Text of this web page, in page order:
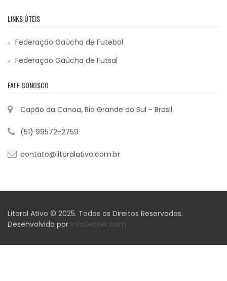
LINKS ÚTEIS
Federação Gaúcha de Futebol
Federação Gaúcha de Futsal
FALE CONOSCO
Capão da Canoa, Rio Grande do Sul - Brasil.
(51) 99572-2759
contato@litoralativo.com.br
Litoral Ativo © 2025. Todos os Direitos Reservados.
Desenvolvido por InfoBecker.com